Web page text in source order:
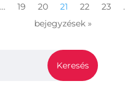
... 19 20 21 22 23
bejegyzések »